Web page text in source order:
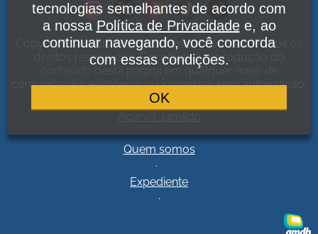
Copyright Jamildo Melo Comunicações Ltda. Todos os
direitos reservados. É proibida a reprodução do
conteúdo desta página em qualquer meio de
comunicação, eletrônico ou impresso, sem autorização.
Política de Privacidade
Quem somos
.
Expediente
.
tecnologias semelhantes de acordo com
a nossa Política de Privacidadee, ao
continuar navegando, você concorda
com essas condições.
OK